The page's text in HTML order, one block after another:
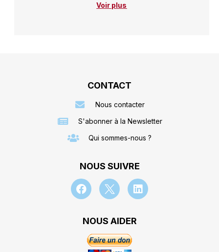
Voir plus
CONTACT
Nous contacter
S'abonner à la Newsletter
Qui sommes-nous ?
NOUS SUIVRE
NOUS AIDER